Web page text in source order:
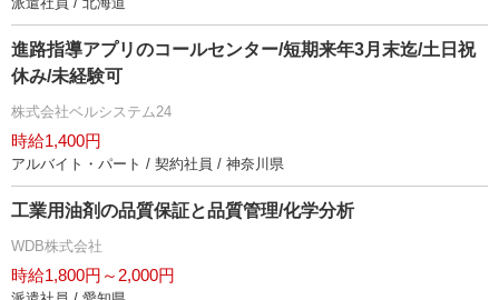
進路指導アプリのコールセンター/短期来年3月末迄/土日祝
休み/未経験可
株式会社ベルシステム24
時給1,400円
アルバイト・パート / 契約社員 / 神奈川県
工業用油剤の品質保証と品質管理/化学分析
WDB株式会社
時給1,800円～2,000円